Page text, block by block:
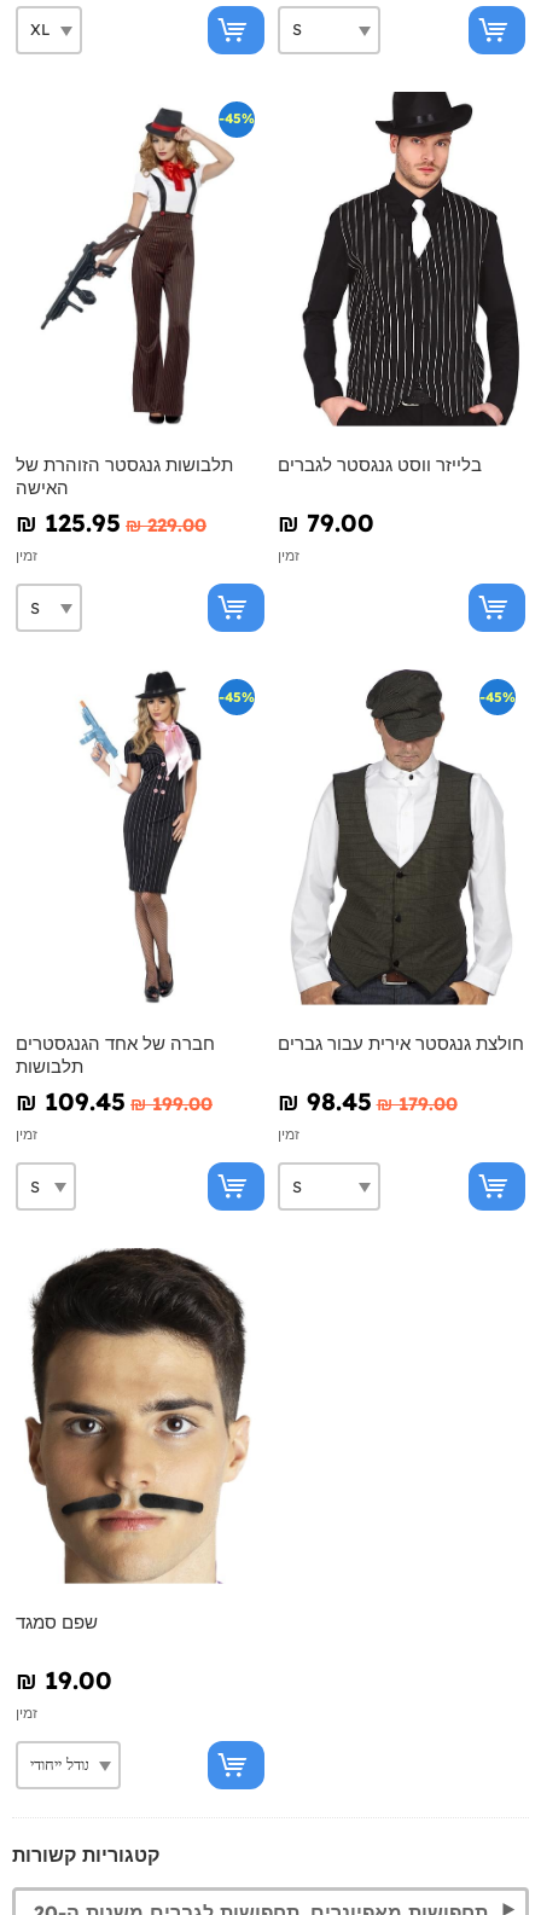
-45%
תלבושות גנגסטר הזוהרת של
האישה
₪‎ 125.95 ₪‎ 229.00
זמין
בלייזר ווסט גנגסטר לגברים
₪‎ 79.00
זמין
-45%
חברה של אחד הגנגסטרים
תלבושות
₪‎ 109.45 ₪‎ 199.00
זמין
-45%
חולצת גנגסטר אירית עבור גברים
₪‎ 98.45 ₪‎ 179.00
זמין
שפם סמגד
₪‎ 19.00
זמין
קטגוריות קשורות